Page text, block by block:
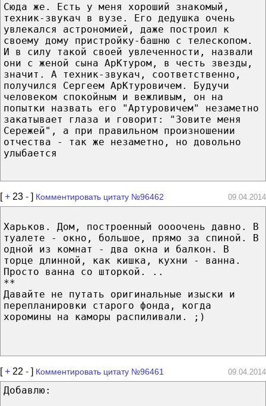
Сюда же. Есть у меня хороший знакомый,
техник-звукач в вузе. Его дедушка очень
увлекался астрономией, даже построил к
своему дому пристройку-башню с телескопом.
И в силу такой своей увлеченности, назвали
они с женой сына АрКтуром, в честь звезды,
значит. А техник-звукач, соответственно,
получился Сергеем АрКтуровичем. Будучи
человеком спокойным и вежливым, он на
попытки назвать его "Артуровичем" незаметно
закатывает глаза и говорит: "Зовите меня
Сережей", а при правильном произношении
отчества - так же незаметно, но довольно
улыбается
[+ 23 - ] Комментировать цитату №96462 09.04.2014
Харьков. Дом, построенный оооочень давно. В
туалете - окно, большое, прямо за спиной. В
одной из комнат - два окна и балкон. В
торце длинной, как кишка, кухни - ванна.
Просто ванна со шторкой. ..
**
Давайте не путать оригинальные изыски и
перепланировки старого фонда, когда
хоромины на каморы распиливали. ;)
[+ 22 - ] Комментировать цитату №96461 09.04.2014
Добавлю: